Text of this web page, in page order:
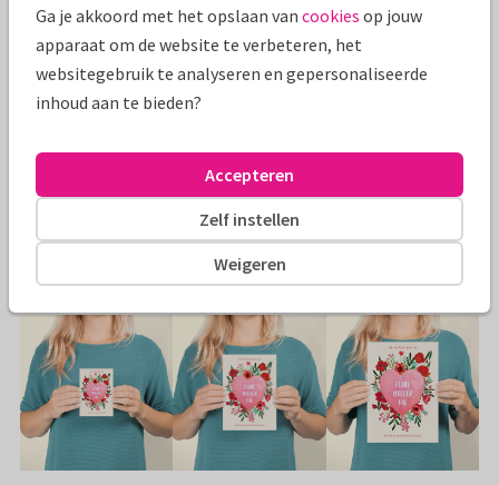
Moederdag kaarten Caroline Bonne Müller
Specificaties bij deze kaart
Envelop: Witte vensterenvelop
Adres: Achterop de kaart
Formaten
Ga je akkoord met het opslaan van cookies op jouw
apparaat om de website te verbeteren, het
websitegebruik te analyseren en gepersonaliseerde
inhoud aan te bieden?
Weigeren
Zelf instellen
Accepteren